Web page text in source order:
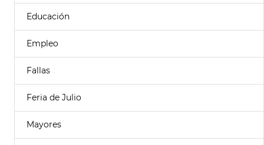
Educación
Empleo
Fallas
Feria de Julio
Mayores